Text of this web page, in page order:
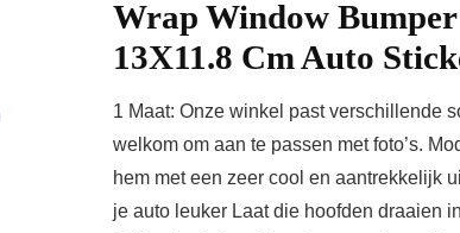
Wrap Window
13X11.8 Cm Auto
1 Maat: Onze winkel past verschillende
welkom om aan te passen met foto’s.
hem met een zeer cool en aantrekkelijk
je auto leuker Laat die hoofden draaien